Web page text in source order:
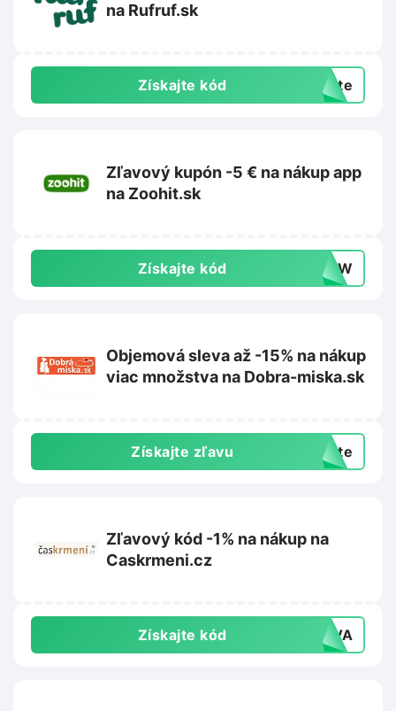
na Rufruf.sk
Získajte kód exte
Zľavový kupón -5 € na nákup app
na Zoohit.sk
Získajte kód -NEW
Objemová sleva až -15% na nákup
viac množstva na Dobra-miska.sk
Získajte zľavu exte
Zľavový kód -1% na nákup na
Caskrmeni.cz
Získajte kód LEVA